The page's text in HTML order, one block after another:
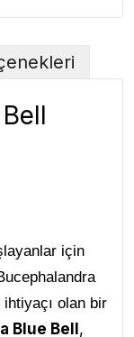
için
ihtiyaçı olan bir
Blue Bell ,